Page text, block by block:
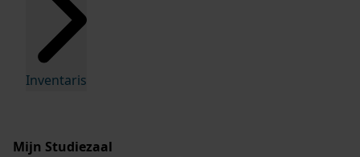
Inventaris
Mijn Studiezaal